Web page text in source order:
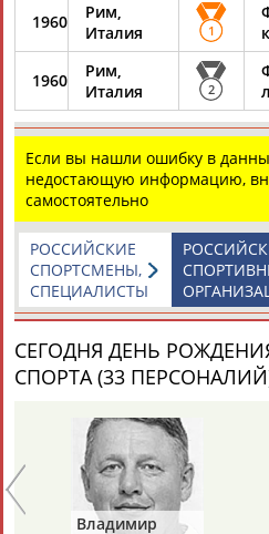
24 персон из 13181
ЕЩЁ
ТАБЛО АКТИВНОСТИ
ЦЕЛИ ПРОЕКТА КОНТАКТЫ
© Стадион, 1998-2026
Адресов в новостной рассылке: 996
Подпишись
1960
Рим,
Италия
1
1960
Рим,
Италия
2
Если вы нашли ошибку в
недостающую информацию,
самостоятельно
РОССИЙСКИЕ
СПОРТСМЕНЫ,
СПЕЦИАЛИСТЫ
СЕГОДНЯ ДЕНЬ
СПОРТА (33
Владимир